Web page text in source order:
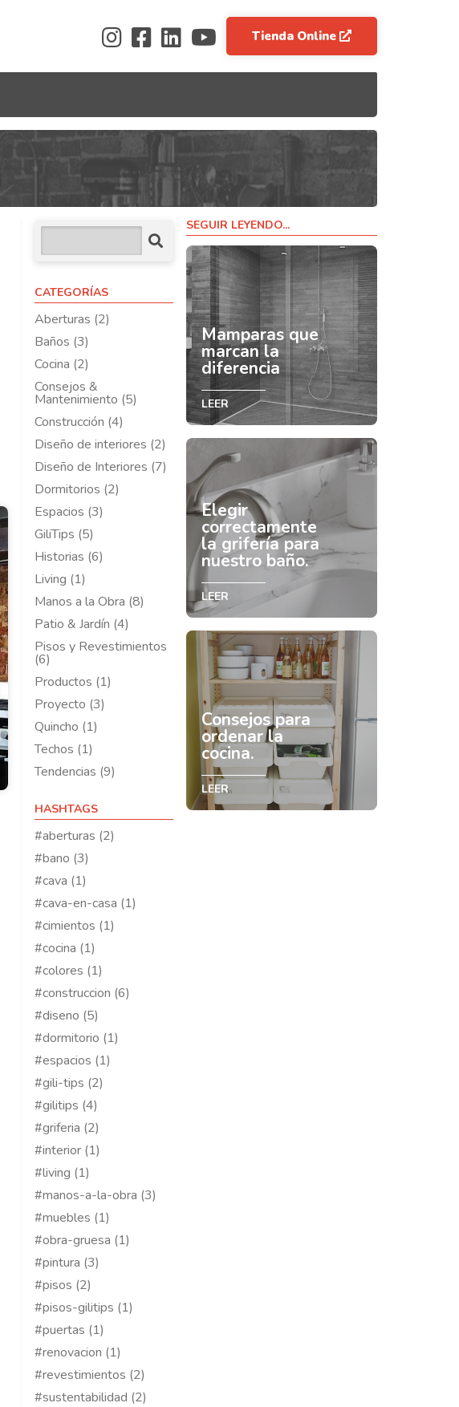
Tienda Online
CATEGORÍAS
Aberturas (2)
Baños (3)
Cocina (2)
Consejos &
Mantenimiento (5)
Construcción (4)
Diseño de interiores (2)
Diseño de Interiores (7)
Dormitorios (2)
Espacios (3)
GiliTips (5)
Historias (6)
Living (1)
Manos a la Obra (8)
Patio & Jardín (4)
Pisos y Revestimientos
(6)
Productos (1)
Proyecto (3)
Quincho (1)
Techos (1)
Tendencias (9)
HASHTAGS
#aberturas (2)
#bano (3)
#cava (1)
#cava-en-casa (1)
#cimientos (1)
#cocina (1)
#colores (1)
#construccion (6)
#diseno (5)
#dormitorio (1)
#espacios (1)
#gili-tips (2)
#gilitips (4)
#griferia (2)
#interior (1)
#living (1)
#manos-a-la-obra (3)
#muebles (1)
#obra-gruesa (1)
#pintura (3)
#pisos (2)
#pisos-gilitips (1)
#puertas (1)
#renovacion (1)
#revestimientos (2)
#sustentabilidad (2)
SEGUIR LEYENDO...
Mamparas que
marcan la
diferencia
LEER
Elegir
correctamente
la grifería para
nuestro baño.
LEER
Consejos para
ordenar la
cocina.
LEER